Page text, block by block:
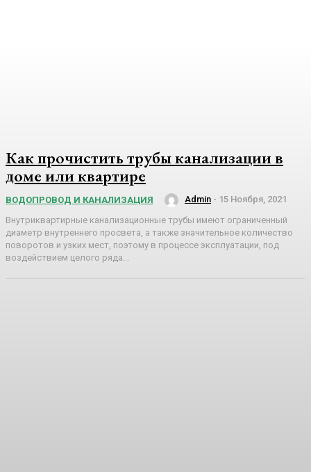
Как прочистить трубы канализации в
доме или квартире
ВОДОПРОВОД И КАНАЛИЗАЦИЯ Admin - 15 Ноября, 2021
Внутриквартирные канализационные трубы имеют ограниченный
диаметр внутреннего просвета, а также значительное количество
поворотов и узких мест, поэтому в процессе эксплуатации, под
воздействием целого ряда...